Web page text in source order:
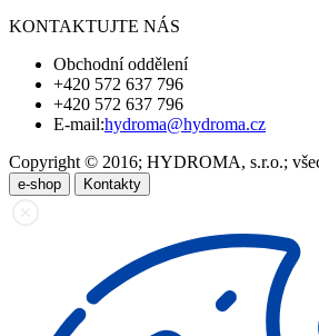
KONTAKTUJTE NÁS
Obchodní oddělení
+420 572 637 796
+420 572 637 796
E-mail:hydroma@hydroma.cz
Copyright © 2016; HYDROMA, s.r.o.;
e-shop Kontakty